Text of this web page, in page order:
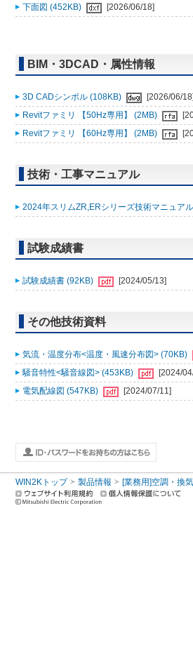
下面図 (452KB)
[2026/06/18]
BIM・3DCAD・属性情報
3D CADシンボル (108KB)
[2026/06/18]
Revitファミリ 【50Hz専用】 (2MB)
Revitファミリ 【60Hz専用】 (2MB)
技術・工事マニュアル
2024年スリムZR,ERシリーズ技術マニュア
試験成績書
試験成績書 (92KB) [2024/05/13]
その他技術資料
気流・温度分布<温度・風速分布図> (70KB)
騒音特性<騒音線図> (453KB)
[2024/
電気配線図 (547KB)
[2024/07/11]
WIN2Kトップ 製品情報 [業務用]空調・換気